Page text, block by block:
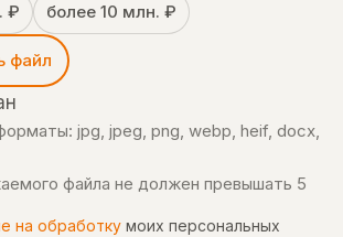
₽ более 10 млн. ₽
файл
jpg, jpeg, png, webp, heif, docx,
файла не должен превышать 5
на обработку моих персональных